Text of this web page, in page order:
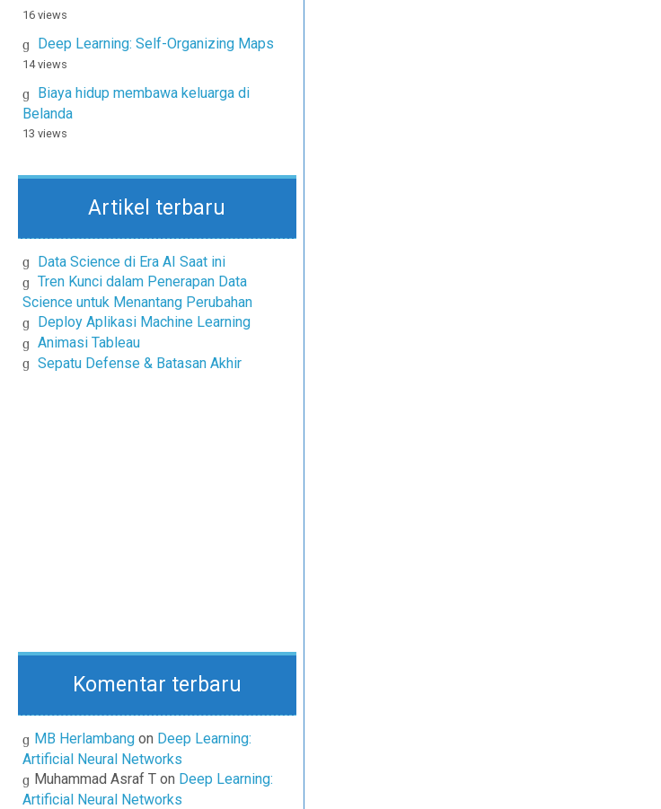
16 views
Deep Learning: Self-Organizing Maps
14 views
Biaya hidup membawa keluarga di
Belanda
13 views
Artikel terbaru
Data Science di Era AI Saat ini
Tren Kunci dalam Penerapan Data
Science untuk Menantang Perubahan
Deploy Aplikasi Machine Learning
Animasi Tableau
Sepatu Defense & Batasan Akhir
Komentar terbaru
MB Herlambang on Deep Learning:
Artificial Neural Networks
Muhammad Asraf T on Deep Learning:
Artificial Neural Networks